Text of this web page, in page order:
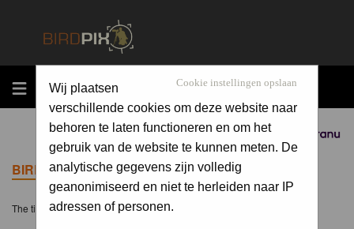
MENU
Sponsored by
Cookie instellingen opslaan
Wij plaatsen
verschillende cookies om deze website naar
behoren te laten functioneren en om het
gebruik van de website te kunnen meten. De
analytische gegevens zijn volledig
geanonimiseerd en niet te herleiden naar IP
adressen of personen.
BIRDPIX.NL FORUM INDEX
The time now is Sat 08 Aug 2026, 4:21